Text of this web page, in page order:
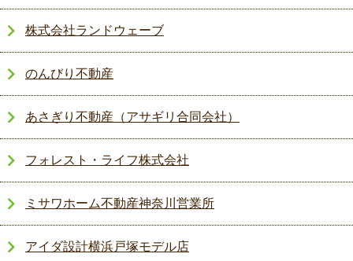
株式会社ランドウェーブ
のんびり不動産
あさぎり不動産（アサギリ合同会社）
フォレスト・ライフ株式会社
ミサワホーム不動産神奈川営業所
アイダ設計横浜戸塚モデル店